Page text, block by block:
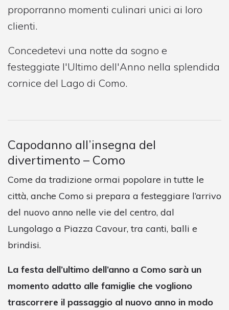
proporranno momenti culinari unici ai loro
clienti.
Concedetevi una notte da sogno e
festeggiate l'Ultimo dell'Anno nella splendida
cornice del Lago di Como.
Capodanno all’insegna del
divertimento – Como
Come da tradizione ormai popolare in tutte le
città, anche Como si prepara a festeggiare l’arrivo
del nuovo anno nelle vie del centro, dal
Lungolago a Piazza Cavour, tra canti, balli e
brindisi.
La festa dell’ultimo dell’anno a Como sarà un
momento adatto alle famiglie che vogliono
trascorrere il passaggio al nuovo anno in modo